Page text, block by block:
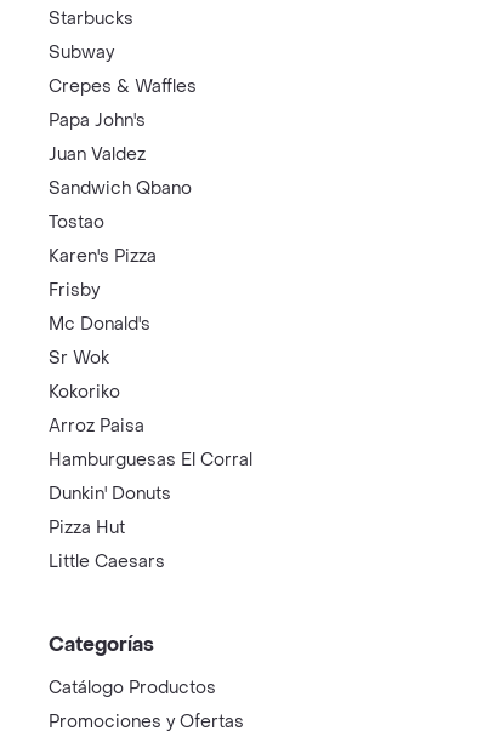
Starbucks
Subway
Crepes & Waffles
Papa John's
Juan Valdez
Sandwich Qbano
Tostao
Karen's Pizza
Frisby
Mc Donald's
Sr Wok
Kokoriko
Arroz Paisa
Hamburguesas El Corral
Dunkin' Donuts
Pizza Hut
Little Caesars
Categorías
Catálogo Productos
Promociones y Ofertas